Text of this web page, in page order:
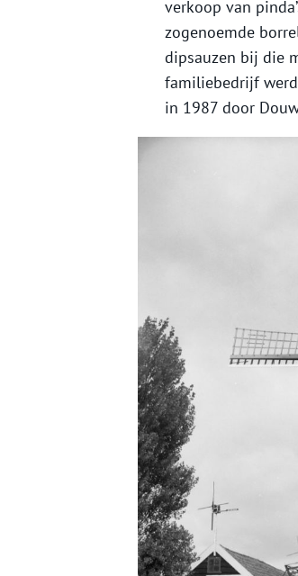
verkoop van
zogenoemde
dipsauzen bij die
familiebedrijf
in 1987 door